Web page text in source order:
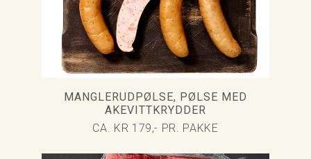
MANGLERUDPØLSE, PØLSE MED
AKEVITTKRYDDER
CA. KR 179,- PR. PAKKE